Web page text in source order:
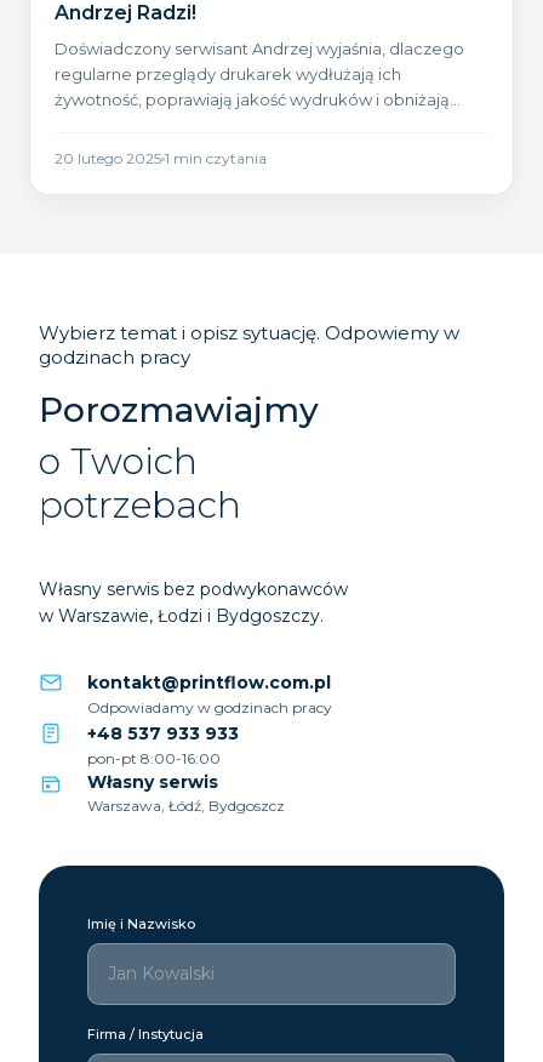
Andrzej Radzi!
Doświadczony serwisant Andrzej wyjaśnia, dlaczego
regularne przeglądy drukarek wydłużają ich
żywotność, poprawiają jakość wydruków i obniżają
20 lutego 2025 1 min czytania
Wybierz temat i opisz sytuację. Odpowiemy w
godzinach pracy
Porozmawiajmy
o Twoich
potrzebach
Własny serwis bez podwykonawców
w Warszawie, Łodzi i Bydgoszczy.
kontakt@printflow.com.pl
Odpowiadamy w godzinach pracy
+48 537 933 933
pon-pt 8:00-16:00
Własny serwis
Warszawa, Łódź, Bydgoszcz
Imię i Nazwisko
Firma / Instytucja